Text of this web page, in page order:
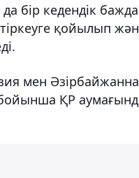
бір кедендік
қойылып
мен
бойынша ҚР